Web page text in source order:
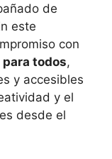
de
este
con
todos,
y accesibles
y el
desde el